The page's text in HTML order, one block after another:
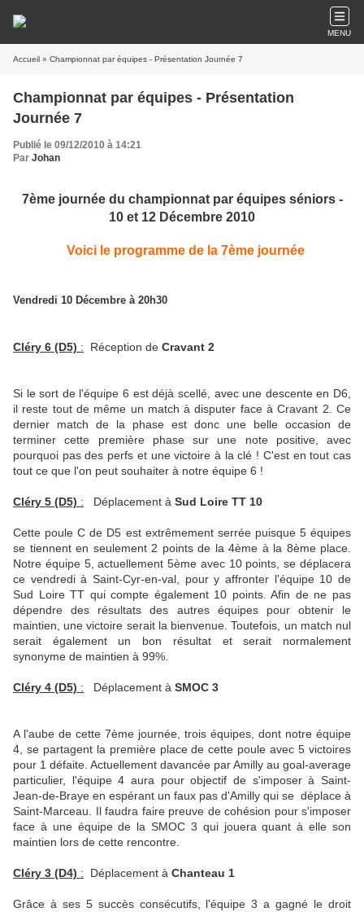
MENU
Accueil » Championnat par équipes - Présentation Journée 7
Championnat par équipes - Présentation
Journée 7
Publié le 09/12/2010 à 14:21
Par Johan
7ème journée du championnat par équipes séniors -
10 et 12 Décembre 2010
Voici le programme de la 7ème journée
Vendredi 10 Décembre à 20h30
Cléry 6 (D5) : Réception de Cravant 2
Si le sort de l'équipe 6 est déjà scellé, avec une descente en D6,
il reste tout de même un match à disputer face à Cravant 2. Ce
dernier match de la phase est donc une belle occasion de
terminer cette première phase sur une note positive, avec
pourquoi pas des perfs et une victoire à la clé ! C'est en tout cas
tout ce que l'on peut souhaiter à notre équipe 6 !
Cléry 5 (D5) : Déplacement à Sud Loire TT 10
Cette poule C de D5 est extrêmement serrée puisque 5 équipes
se tiennent en seulement 2 points de la 4ème à la 8ème place.
Notre équipe 5, actuellement 5ème avec 10 points, se déplacera
ce vendredi à Saint-Cyr-en-val, pour y affronter l'équipe 10 de
Sud Loire TT qui compte également 10 points. Afin de ne pas
dépendre des résultats des autres équipes pour obtenir le
maintien, une victoire serait la bienvenue. Toutefois, un match nul
serait également un bon résultat et serait normalement
synonyme de maintien à 99%.
Cléry 4 (D5) : Déplacement à SMOC 3
A l'aube de cette 7ème journée, trois équipes, dont notre équipe
4, se partagent la première place de cette poule avec 5 victoires
pour 1 défaite. Actuellement davancée par Amilly au goal-average
particulier, l'équipe 4 aura pour objectif de s'imposer à Saint-
Jean-de-Braye en espérant un faux pas d'Amilly qui se déplace à
Saint-Marceau. Il faudra faire preuve de cohésion pour s'imposer
face à une équipe de la SMOC 3 qui jouera quant à elle son
maintien lors de cette rencontre.
Cléry 3 (D4) : Déplacement à Chanteau 1
Grâce à ses 5 succès consécutifs, l'équipe 3 a gagné le droit